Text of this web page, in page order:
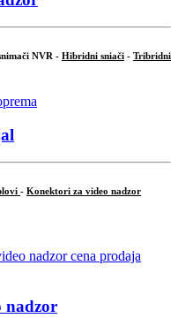
NVR - Hibridni sniači - Tribridni
- Konektori za video nadzor
nadzor